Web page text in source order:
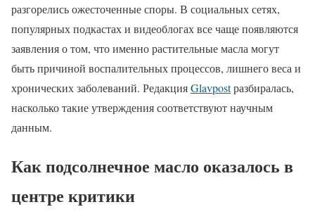
разгорелись ожесточенные споры. В социальных сетях,
популярных подкастах и видеоблогах все чаще появляются
заявления о том, что именно растительные масла могут
быть причиной воспалительных процессов, лишнего веса и
хронических заболеваний. РедакцияGlavpostразбиралась,
насколько такие утверждения соответствуют научным
данным.
Как подсолнечное масло оказалось в
центре критики